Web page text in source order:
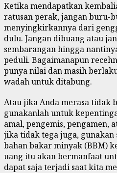
Ketika mendapatkan
ratusan perak, jangan
menyingkirkannya dari
dulu. Jangan dibuang atau
sembarangan hingga
peduli. Bagaimanapun
punya nilai dan masih
wadah untuk ditabung.
Atau jika Anda merasa tidak
gunakanlah untuk
amal, pengemis, pengamen,
jika tidak tega juga,
bahan bakar minyak (BBM)
uang itu akan bermanfaat
dapat saja terjadi saat kita